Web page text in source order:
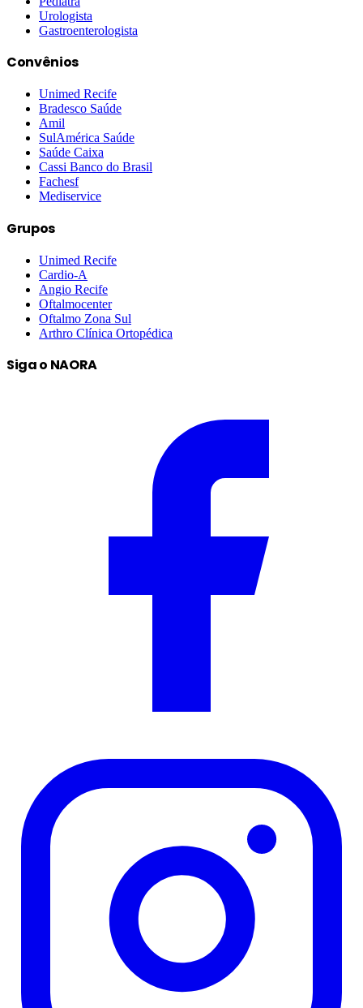
Urologista
Gastroenterologista
Convênios
Unimed Recife
Bradesco Saúde
Amil
SulAmérica Saúde
Saúde Caixa
Cassi Banco do Brasil
Fachesf
Mediservice
Grupos
Unimed Recife
Cardio-A
Angio Recife
Oftalmocenter
Oftalmo Zona Sul
Arthro Clínica Ortopédica
Siga o NAORA